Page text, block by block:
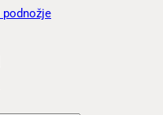
podnožje